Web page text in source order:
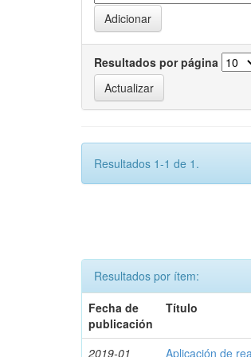
Resultados por página
Resultados 1-1 de 1.
Resultados por ítem:
Fecha de
publicación
Título
2019-01 Aplicación de